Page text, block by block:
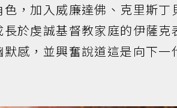
，加入威廉達佛、克里斯丁
於虔誠基督教家庭的伊薩克
感，並興奮說道這是向下一